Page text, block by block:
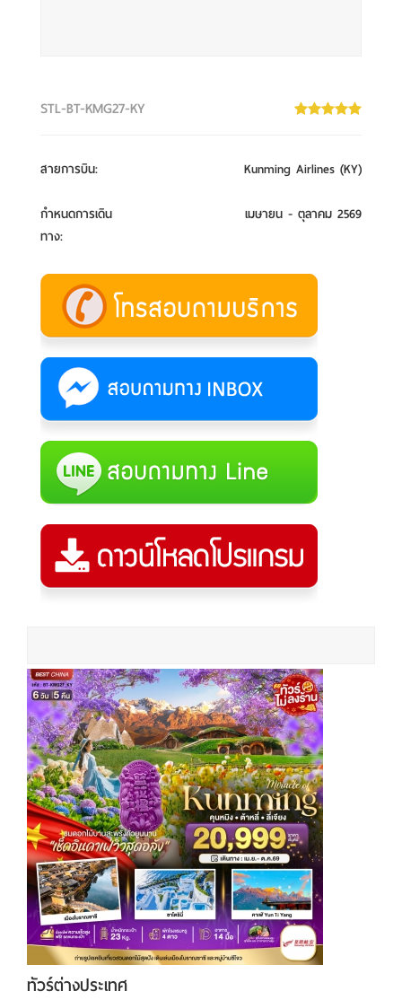
STL-BT-KMG27-KY
สายการบิน: Kunming Airlines (KY)
กำหนดการเดิน
ทาง:
เมษายน - ตุลาคม 2569
ทัวร์ต่างประเทศ